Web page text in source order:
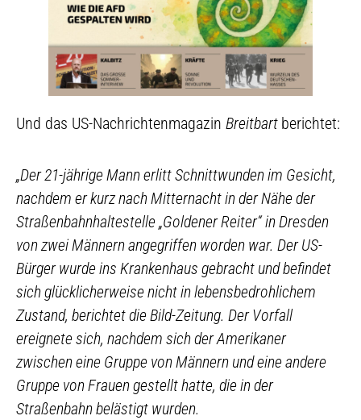
Und das US-Nachrichtenmagazin Breitbart berichtet:
„Der 21-jährige Mann erlitt Schnittwunden im Gesicht,
nachdem er kurz nach Mitternacht in der Nähe der
Straßenbahnhaltestelle „Goldener Reiter“ in Dresden
von zwei Männern angegriffen worden war. Der US-
Bürger wurde ins Krankenhaus gebracht und befindet
sich glücklicherweise nicht in lebensbedrohlichem
Zustand, berichtet die Bild-Zeitung. Der Vorfall
ereignete sich, nachdem sich der Amerikaner
zwischen eine Gruppe von Männern und eine andere
Gruppe von Frauen gestellt hatte, die in der
Straßenbahn belästigt wurden.